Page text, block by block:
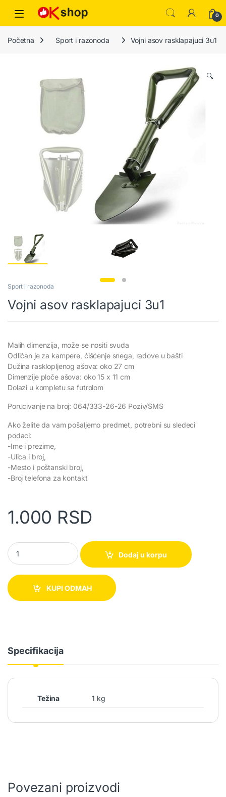
0
Početna Sport i razonoda Vojni asov rasklapajuci 3u1
🔍
Sport i razonoda
Vojni asov rasklapajuci 3u1
Malih dimenzija, može se nositi svuda
Odličan je za kampere, čišćenje snega, radove u bašti
Dužina rasklopljenog ašova: oko 27 cm
Dimenzije ploče ašova: oko 15 x 11 cm
Dolazi u kompletu sa futrolom
Porucivanje na broj: 064/333-26-26 Poziv/SMS
Ako želite da vam pošaljemo predmet, potrebni su sledeci
podaci:
-Ime i prezime,
-Ulica i broj,
-Mesto i poštanski broj,
-Broj telefona za kontakt
1.000 RSD
Vojni asov rasklapajuci 3u1 quantity
Dodaj u korpu
KUPI ODMAH
Specifikacija
Težina 1 kg
Povezani proizvodi